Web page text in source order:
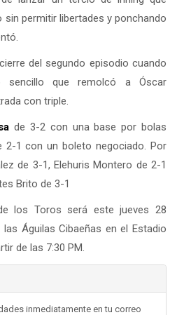
permitir libertades y ponchando
del segundo episodio cuando
sencillo que remolcó a Óscar
con triple.
de 3-2 con una base por bolas
2-1 con un boleto negociado. Por
de 3-1, Elehuris Montero de 2-1
Brito de 3-1
los Toros será este jueves 28
Águilas Cibaeñas en el Estadio
de las 7:30 PM.
inmediatamente en tu correo